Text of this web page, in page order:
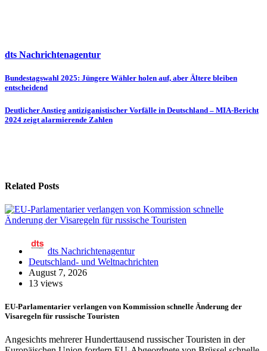
dts Nachrichtenagentur
Beitragsnavigation
Bundestagswahl 2025: Jüngere Wähler holen auf, aber Ältere bleiben
entscheidend
Deutlicher Anstieg antiziganistischer Vorfälle in Deutschland – MIA-Bericht
2024 zeigt alarmierende Zahlen
Related Posts
dts Nachrichtenagentur
Deutschland- und Weltnachrichten
August 7, 2026
13 views
EU-Parlamentarier verlangen von Kommission schnelle Änderung der
Visaregeln für russische Touristen
Angesichts mehrerer Hunderttausend russischer Touristen in der